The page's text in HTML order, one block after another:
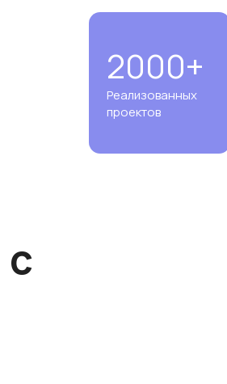
2000+
Реализованных
проектов
с